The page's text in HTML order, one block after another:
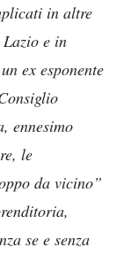
in altre
e in
ex esponente
ennesimo
le
da vicino”
se e senza